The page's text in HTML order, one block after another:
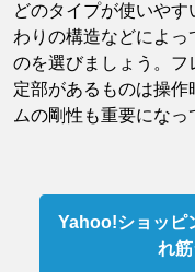
どのタイプが使いや
わりの構造などによ
のを選びましょう。フ
定部があるものは操
ムの剛性も重要になっ
Yahoo!ショッピ
れ